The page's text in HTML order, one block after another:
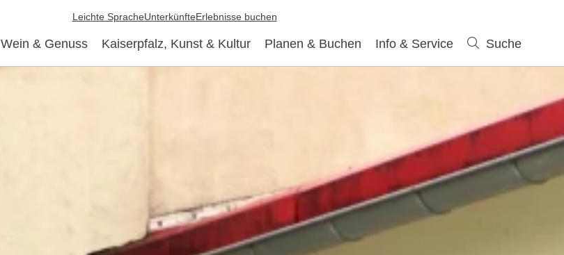
Wein & Genuss Kaiserpfalz, Kunst & Kultur Planen & Buchen Info & Service Suche
Leichte SpracheUnterkünfteErlebnisse buchen